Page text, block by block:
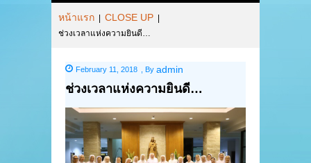
หน้าแรก CLOSE UP
ช่วงเวลาแห่งความยินดี…
February 11, 2018 By admin
ช่วงเวลาแห่งความยินดี…